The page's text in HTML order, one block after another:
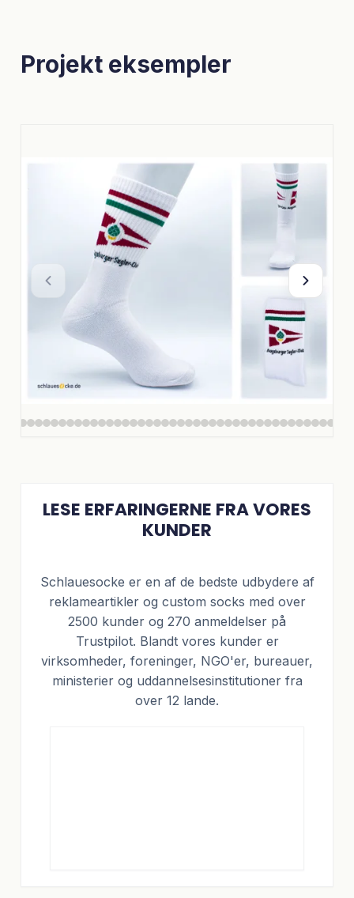
Projekt eksempler
LESE ERFARINGERNE FRA VORES
KUNDER
Schlauesocke er en af de bedste udbydere af
reklameartikler og custom socks med over
2500 kunder og 270 anmeldelser på
Trustpilot. Blandt vores kunder er
virksomheder, foreninger, NGO'er, bureauer,
ministerier og uddannelsesinstitutioner fra
over 12 lande.